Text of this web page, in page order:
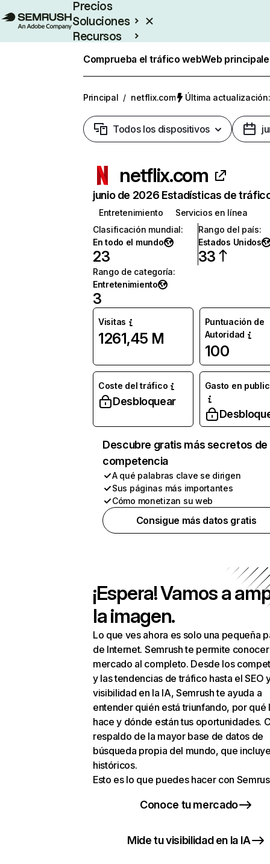
Precios
Soluciones
Recursos
Comprueba el tráfico webWeb
Principal / netflix.com Última
Todos los dispositivos
netflix.com
junio de 2026 Estadísticas de
Entretenimiento
Servicios en línea
Clasificación mundial:
En todo el mundo
23
Rango del país:
Estados Unidos
33
Rango de categoría:
Entretenimiento
3
Visitas
1261,45 M
Puntuación de
Autoridad
100
Coste del tráfico
Desbloquear
Gasto en
Descubre gratis más secretos de
competencia
A qué palabras clave se dirigen
Sus páginas más importantes
Cómo monetizan su web
Consigue más datos gratis
¡Espera! Vamos a
la imagen.
Lo que ves ahora es solo una pequeña
de Internet. Semrush te permite
mercado al completo. Desde los
y las tendencias de tráfico hasta el SEO
visibilidad en la IA, Semrush te ayuda a
entender quién está triunfando, por qué
hace y dónde están tus oportunidades.
respaldo de la mayor base de datos de
búsqueda propia del mundo, que
históricos.
Esto es lo que puedes hacer con
Conoce tu mercado
Mide tu visibilidad en la IA